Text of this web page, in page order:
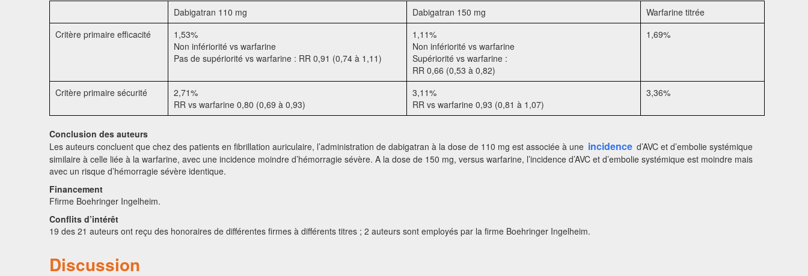
Dabigatran 110 mg Dabigatran 150 mg
Warfarine titrée
Critère primaire efficacité
1,53%
Non infériorité vs warfarine
Pas de supériorité vs warfarine : RR 0,91 (0,74 à 1,11)
1,11%
Non infériorité vs warfarine
Supériorité vs warfarine :
RR 0,66 (0,53 à 0,82)
1,69%
Critère primaire sécurité
2,71%
RR vs warfarine 0,80 (0,69 à 0,93)
3,11%
RR vs warfarine 0,93 (0,81 à 1,07)
3,36%
Conclusion des auteurs
Les auteurs concluent que chez des patients en fibrillation auriculaire, l’administration de dabigatran à la dose de 110 mg est associée à une incidence d’AVC et d’embolie systémique
similaire à celle liée à la warfarine, avec une incidence moindre d’hémorragie sévère. A la dose de 150 mg, versus warfarine, l’incidence d’AVC et d’embolie systémique est moindre mais
avec un risque d’hémorragie sévère identique.
Financement
Ffirme Boehringer Ingelheim.
Conflits d’intérêt
19 des 21 auteurs ont reçu des honoraires de différentes firmes à différents titres ; 2 auteurs sont employés par la firme Boehringer Ingelheim.
Discussion